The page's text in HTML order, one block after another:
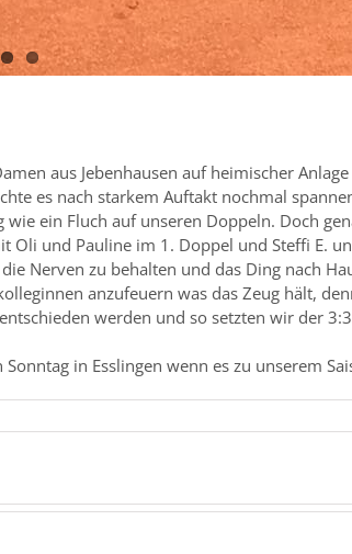
aus Jebenhausen auf heimischer
es nach starkem Auftakt nochmal
ein Fluch auf unseren Doppeln. Doch
und Pauline im 1. Doppel und Steffi E.
Nerven zu behalten und das Ding nach
anzufeuern was das Zeug hält,
werden und so setzten wir der
in Esslingen wenn es zu unserem